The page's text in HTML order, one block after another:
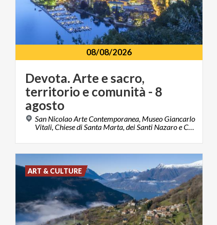
08/08/2026
Devota. Arte e sacro,
territorio e comunità - 8
agosto
San Nicolao Arte Contemporanea, Museo Giancarlo
ART & CULTURE